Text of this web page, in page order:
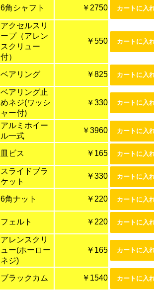
6角シャフト ￥2750
アクセルスリ
ープ（アレン
スクリュー
付）
￥550
ベアリング ￥825
ベアリング止
めネジ(ワッシ
ャー付)
￥330
アルミホイー
ル一式
￥3960
皿ビス ￥165
スライドブラ
ケット
￥330
6角ナット ￥220
フェルト ￥220
アレンスクリ
ュー(ホーロー
ネジ)
￥165
ブラックカム ￥1540